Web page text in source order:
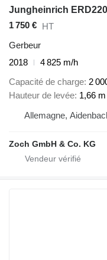
Jungheinrich ERD220
1 750 € HT
Gerbeur
2018
4 825 m/h
Capacité de charge 2
Hauteur de levée 1,66 m
Allemagne,
Zoch GmbH & Co. KG